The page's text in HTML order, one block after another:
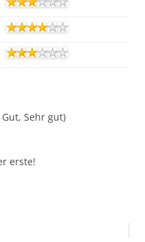
Sehr gut)
erste!